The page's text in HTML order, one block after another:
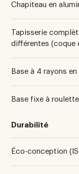
Chapiteau en
Tapisserie
différentes (coque
Base à 4 rayons
Base fixe à
Durabilité
Éco-conception